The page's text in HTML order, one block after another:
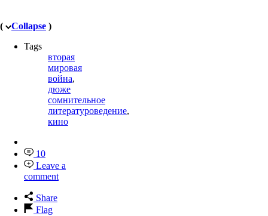
( Collapse )
Tags
вторая
мировая
война,
дюже
сомнительное
литературоведение,
кино
10
Leave a
comment
Share
Flag